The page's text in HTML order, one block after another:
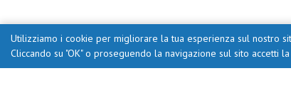
Portale creato da Ufficio
Utilizziamo i cookie per migliorare la tua esperienza sul nostro
Cliccando su "OK" o proseguendo la navigazione sul sito accetti